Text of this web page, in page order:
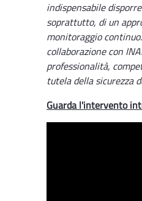
indispensabile
soprattutto, di un
monitoraggio
collaborazione con
professionalità,
tutela della sicurezza
Guarda l'intervento